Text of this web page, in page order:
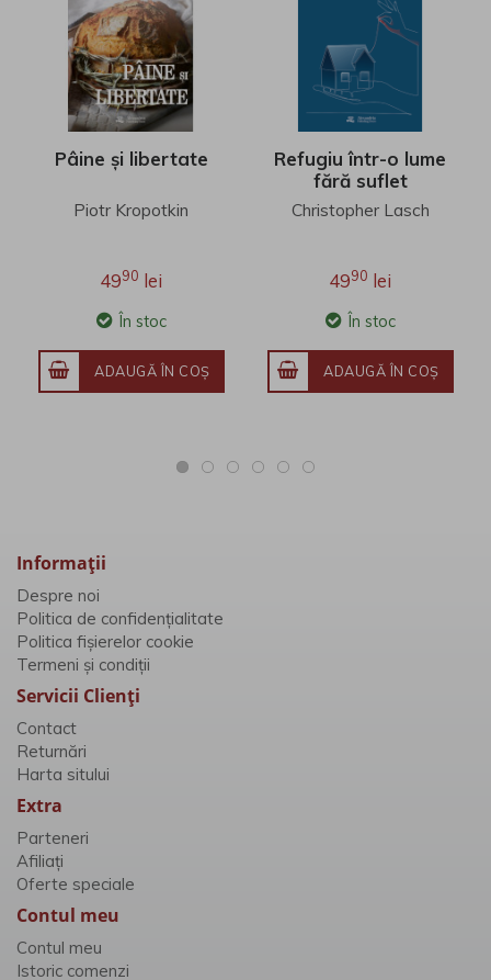
Pâine și libertate
Piotr Kropotkin
4990 lei
În stoc
ADAUGĂ ÎN COŞ
Refugiu într-o lume
fără suflet
Christopher Lasch
4990 lei
În stoc
ADAUGĂ ÎN COŞ
Informaţii
Despre noi
Politica de confidențialitate
Politica fișierelor cookie
Termeni și condiții
Servicii Clienţi
Contact
Returnări
Harta sitului
Extra
Parteneri
Afiliaţi
Oferte speciale
Contul meu
Contul meu
Istoric comenzi